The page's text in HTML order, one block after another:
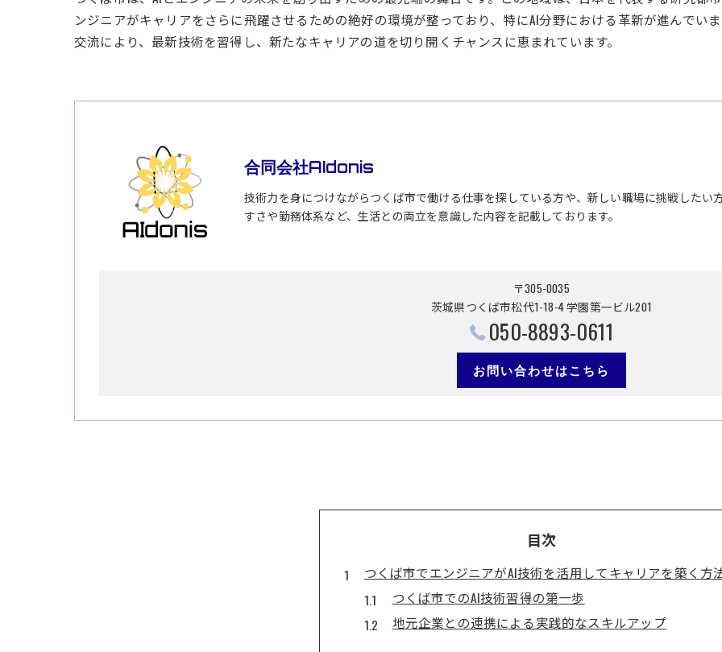
ンジニアがキャリアをさらに飛躍させるための絶好の環境が整っており、特にAI分野における革新が進んでい
交流により、最新技術を習得し、新たなキャリアの道を切り開くチャンスに恵まれています。
合同会社AIdonis
技術力を身につけながらつくば市で働ける仕事を探している方や、新しい職場に挑戦したい
すさや勤務体系など、生活との両立を意識した内容を記載しております。
〒305-0035
茨城県つくば市松代1-18-4 学園第一ビル201
050-8893-0611
お問い合わせはこちら
目次
つくば市でエンジニアがAI技術を活用してキャリアを築く方
つくば市でのAI技術習得の第一歩
地元企業との連携による実践的なスキルアップ